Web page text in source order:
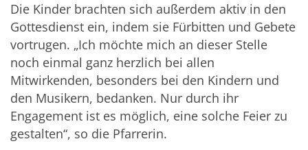
Die Kinder brachten sich außerdem aktiv in den
Gottesdienst ein, indem sie Fürbitten und Gebete
vortrugen. „Ich möchte mich an dieser Stelle
noch einmal ganz herzlich bei allen
Mitwirkenden, besonders bei den Kindern und
den Musikern, bedanken. Nur durch ihr
Engagement ist es möglich, eine solche Feier zu
gestalten“, so die Pfarrerin.